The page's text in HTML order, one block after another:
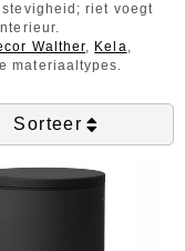
riet voegt
Walther, Kela,
materiaaltypes.
Sorteer